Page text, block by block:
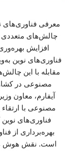
معرفی فناوری‌های
چالش‌های متعددی
افزایش
فناوری‌های نوین
مقابله با این
مصنوعی در
آیفارم، معاون
مصنوعی با
فناوری‌های
بهره‌برداری از
است. نقش هوش